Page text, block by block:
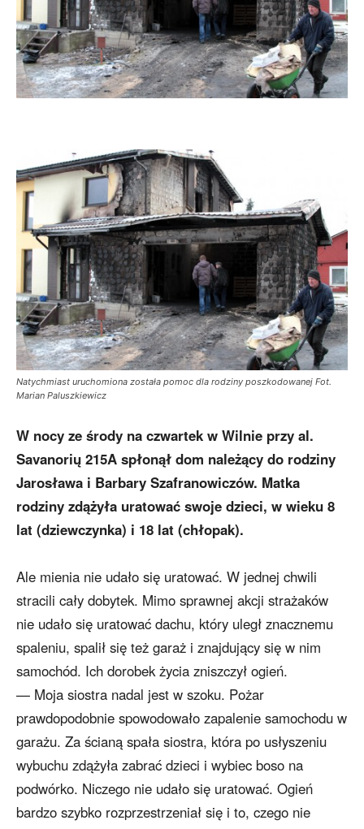
Natychmiast uruchomiona została pomoc dla rodziny poszkodowanej Fot.
Marian Paluszkiewicz
W nocy ze środy na czwartek w Wilnie przy al.
Savanorių 215A spłonął dom należący do rodziny
Jarosława i Barbary Szafranowiczów. Matka
rodziny zdążyła uratować swoje dzieci, w wieku 8
lat (dziewczynka) i 18 lat (chłopak).
Ale mienia nie udało się uratować. W jednej chwili
stracili cały dobytek. Mimo sprawnej akcji strażaków
nie udało się uratować dachu, który uległ znacznemu
spaleniu, spalił się też garaż i znajdujący się w nim
samochód. Ich dorobek życia zniszczył ogień.
— Moja siostra nadal jest w szoku. Pożar
prawdopodobnie spowodowało zapalenie samochodu w
garażu. Za ścianą spała siostra, która po usłyszeniu
wybuchu zdążyła zabrać dzieci i wybiec boso na
podwórko. Niczego nie udało się uratować. Ogień
bardzo szybko rozprzestrzeniał się i to, czego nie